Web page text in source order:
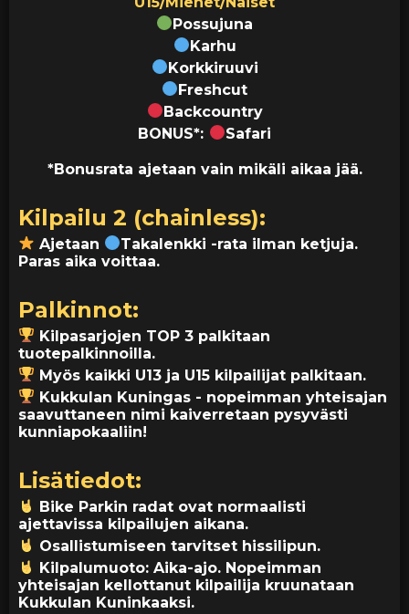
Possujuna
Karhu
Korkkiruuvi
Freshcut
Backcountry
BONUS*:
Safari
*Bonusrata ajetaan vain mikäli aikaa jää.
Kilpailu 2 (chainless):
Ajetaan
Takalenkki -rata ilman ketjuja.
Paras aika voittaa.
Palkinnot:
Kilpasarjojen TOP 3 palkitaan
tuotepalkinnoilla.
Myös kaikki U13 ja U15 kilpailijat palkitaan.
Kukkulan Kuningas - nopeimman yhteisajan
saavuttaneen nimi kaiverretaan pysyvästi
kunniapokaaliin!
Lisätiedot:
Bike Parkin radat ovat normaalisti
ajettavissa kilpailujen aikana.
Osallistumiseen tarvitset hissilipun.
Kilpalumuoto: Aika-ajo. Nopeimman
yhteisajan kellottanut kilpailija kruunataan
Kukkulan Kuninkaaksi.